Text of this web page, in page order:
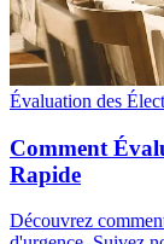
Évaluation des
Comment
Rapide
Découvrez